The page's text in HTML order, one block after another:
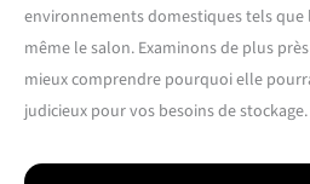
environnements domestiques tels que
même le salon. Examinons de plus
mieux comprendre pourquoi elle
judicieux pour vos besoins de stockage.